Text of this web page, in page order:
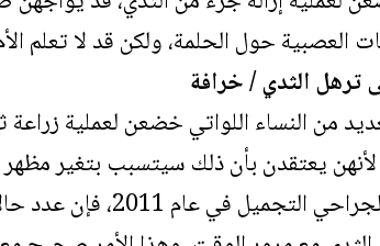
العصبية حول الحلمة، ولكن قد لا تعلم
ترهل الثدي / خرافة
من النساء اللواتي خضعن لعملية
يعتقدن بأن ذلك سيتسبب بتغير مظهر
من قبل الجمعية